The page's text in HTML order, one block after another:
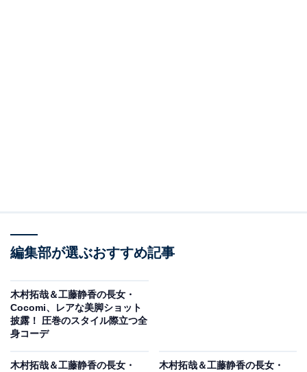
編集部が選ぶおすすめ記事
木村拓哉＆工藤静香の長女・
Cocomi、レアな美脚ショット
披露！ 圧巻のスタイル際立つ全
身コーデ
木村拓哉＆工藤静香の長女・
木村拓哉＆工藤静香の長女・